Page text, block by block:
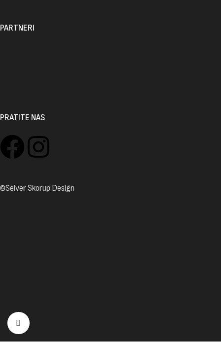
Click to enlarge
PARTNERI
PRATITE NAS
©Selver Skorup Design